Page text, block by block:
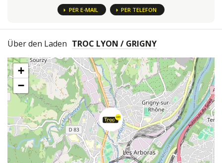
PER E-MAIL PER TELEFON
Über den Laden TROC LYON / GRIGNY
+
−